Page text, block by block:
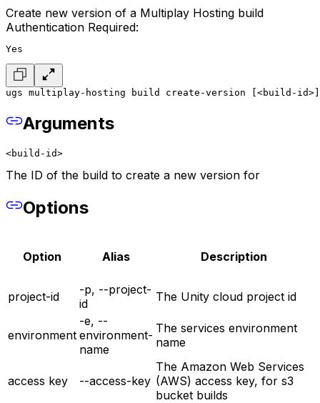
Create new version of a Multiplay Hosting build
Authentication Required:
Yes
ugs multiplay-hosting build create-version [<build-
Arguments
<build-id>
The ID of the build to create a new version for
Options
Option Alias Description
project-id
-p, --project-
id
The Unity cloud project id
environment
-e, --
environment-
name
The services environment
name
access key --access-key
The Amazon Web Services
(AWS) access key, for s3
bucket builds